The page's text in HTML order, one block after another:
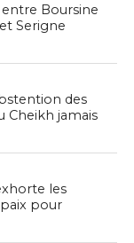
entre Boursine
Serigne
des
Cheikh jamais
les
paix pour